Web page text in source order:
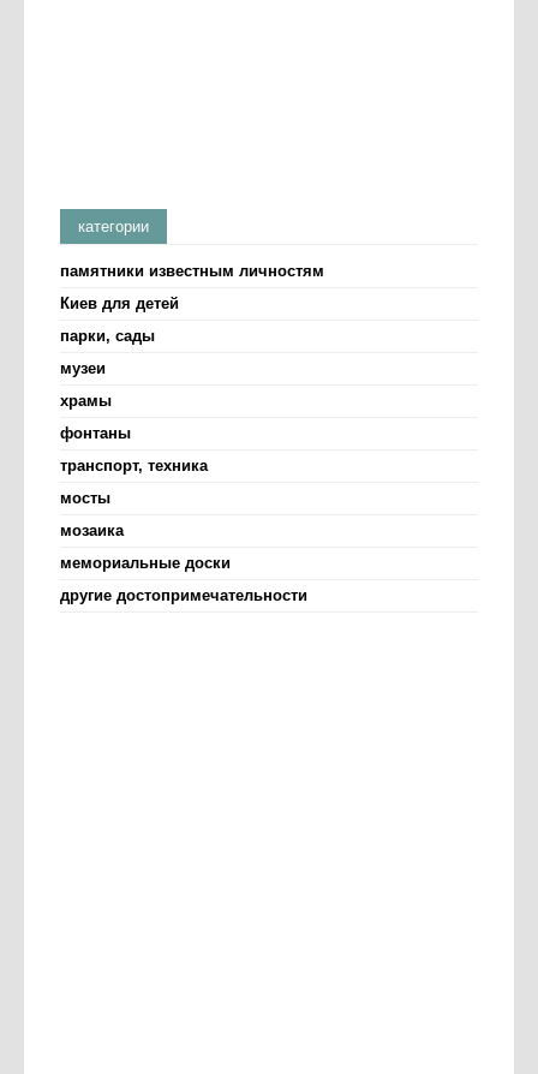
категории
памятники известным личностям
Киев для детей
парки, сады
музеи
храмы
фонтаны
транспорт, техника
мосты
мозаика
мемориальные доски
другие достопримечательности